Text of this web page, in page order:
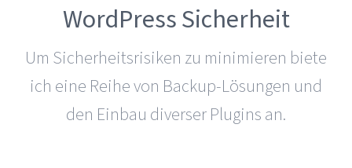
WordPress Sicherheit
Um Sicher­heits­ri­siken zu mini­mieren biete
ich eine Reihe von Backup-Lösungen und
den Einbau diverser Plugins an.